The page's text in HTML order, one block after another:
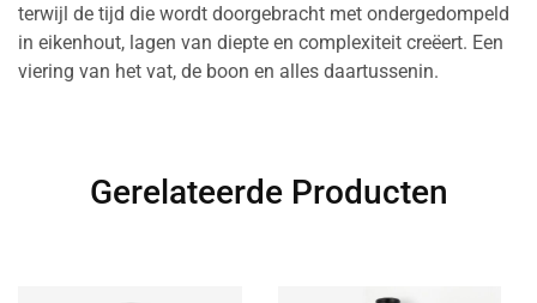
terwijl de tijd die wordt doorgebracht met ondergedompeld
in eikenhout, lagen van diepte en complexiteit creëert. Een
viering van het vat, de boon en alles daartussenin.
Gerelateerde Producten